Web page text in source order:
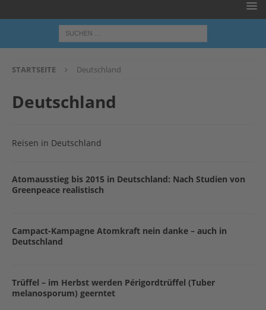
STARTSEITE Deutschland
Deutschland
Reisen in Deutschland
Atomausstieg bis 2015 in Deutschland: Nach Studien von
Greenpeace realistisch
Campact-Kampagne Atomkraft nein danke – auch in
Deutschland
Trüffel – im Herbst werden Périgordtrüffel (Tuber
melanosporum) geerntet